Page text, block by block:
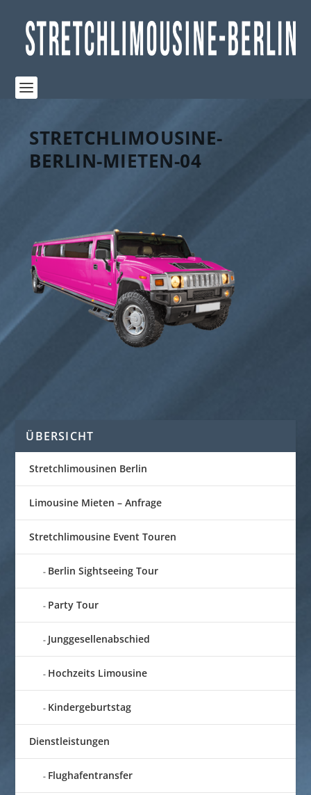
STRETCHLIMOUSINE-
BERLIN-MIETEN-04
ÜBERSICHT
Stretchlimousinen Berlin
Limousine Mieten – Anfrage
Stretchlimousine Event Touren
Berlin Sightseeing Tour
Party Tour
Junggesellenabschied
Hochzeits Limousine
Kindergeburtstag
Dienstleistungen
Flughafentransfer